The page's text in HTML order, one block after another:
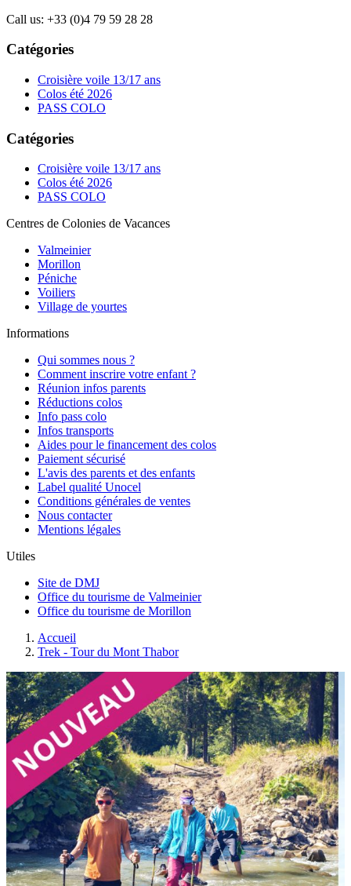
Call us: +33 (0)4 79 59 28 28
Catégories
Croisière voile 13/17 ans
Colos été 2026
PASS COLO
Catégories
Croisière voile 13/17 ans
Colos été 2026
PASS COLO
Centres de Colonies de Vacances
Valmeinier
Morillon
Péniche
Voiliers
Village de yourtes
Informations
Qui sommes nous ?
Comment inscrire votre enfant ?
Réunion infos parents
Réductions colos
Info pass colo
Infos transports
Aides pour le financement des colos
Paiement sécurisé
L'avis des parents et des enfants
Label qualité Unocel
Conditions générales de ventes
Nous contacter
Mentions légales
Utiles
Site de DMJ
Office du tourisme de Valmeinier
Office du tourisme de Morillon
Accueil
Trek - Tour du Mont Thabor